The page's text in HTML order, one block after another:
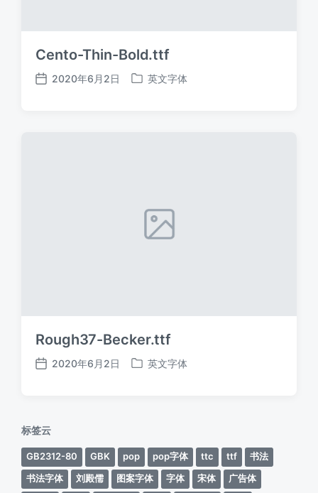
Cento-Thin-Bold.ttf
发
2020年6月2日
发
英文字体
Rough37-Becker.ttf
发
2020年6月2日
发
英文字体
标签云
GB2312-80 GBK pop pop字体 ttc ttf
书法
书法字体
刘殿儒 图案字体 字体 宋体
广告体